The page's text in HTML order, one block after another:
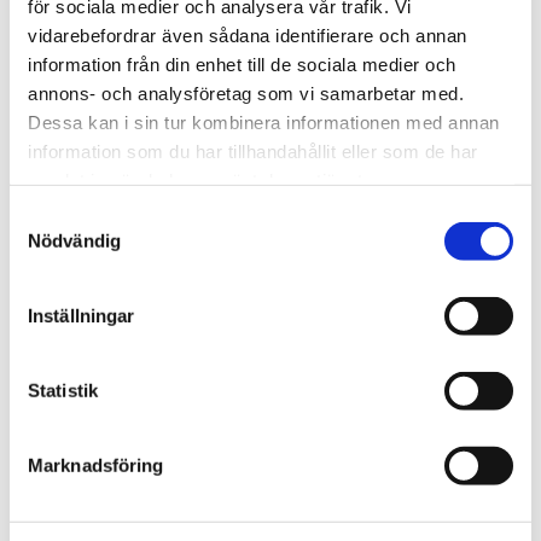
för sociala medier och analysera vår trafik. Vi
vidarebefordrar även sådana identifierare och annan
information från din enhet till de sociala medier och
annons- och analysföretag som vi samarbetar med.
Dessa kan i sin tur kombinera informationen med annan
information som du har tillhandahållit eller som de har
Nödvändig
Inställningar
Statistik
Marknadsföring
Oval skål 7 cm
Hållbar vit skål i kraftig
att ställa på burlyftet eller
25kr
Klämfäste
För att fästa ex hirskolvar i